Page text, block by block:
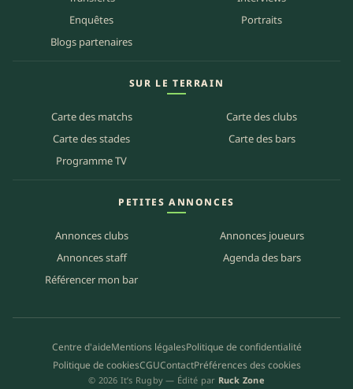
Enquêtes
Portraits
Blogs partenaires
SUR LE TERRAIN
Carte des matchs
Carte des clubs
Carte des stades
Carte des bars
Programme TV
PETITES ANNONCES
Annonces clubs
Annonces joueurs
Annonces staff
Agenda des bars
Référencer mon bar
Centre d'aideMentions légalesPolitique de confidentialité
Politique de cookiesCGUContactPréférences des cookies
© 2026 It’s Rugby — Édité par Ruck Zone